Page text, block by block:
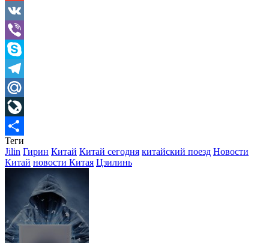
Gmail
VK
Viber
Skype
Telegram
Mail.Ru
LiveJournal
Отправить
Теги
Jilin Гирин Китай Китай сегодня китайский поезд Новости
Китай новости Китая Цзилинь